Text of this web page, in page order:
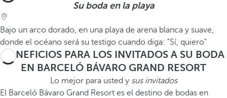
Su boda en la playa
Bajo un arco dorado, en una playa de arena blanca y suave,
donde el océano será su testigo cuando diga: "Sí, quiero"
BENEFICIOS PARA LOS INVITADOS A SU BODA
EN BARCELÓ BÁVARO GRAND RESORT
Lo mejor para usted ysus invitados
El Barceló Bávaro Grand Resort es el destino de bodas en